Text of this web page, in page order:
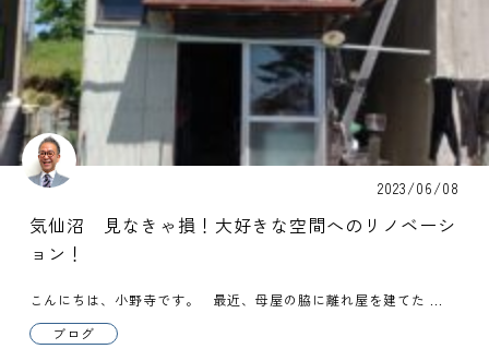
2023/06/08
気仙沼 見なきゃ損！大好きな空間へのリノベーシ
ョン！
こんにちは、小野寺です。 最近、母屋の脇に離れ屋を建てた ...
ブログ